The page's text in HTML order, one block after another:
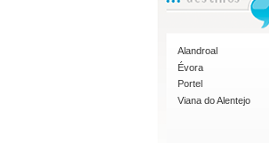
Alandroal
Évora
Portel
Viana do Alentejo